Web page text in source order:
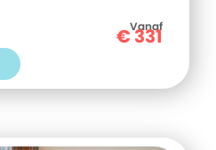
Vanaf
€331